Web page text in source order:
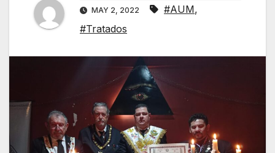
MAY 2, 2022 #AUM,
#Tratados